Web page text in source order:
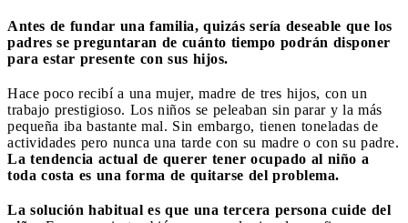
Antes de fundar una familia, quizás sería deseable que los
padres se preguntaran de cuánto tiempo podrán disponer
para estar presente con sus hijos.
Hace poco recibí a una mujer, madre de tres hijos, con un
trabajo prestigioso. Los niños se peleaban sin parar y la más
pequeña iba bastante mal. Sin embargo, tienen toneladas de
actividades pero nunca una tarde con su madre o con su padre.
La tendencia actual de querer tener ocupado al niño a
toda costa es una forma de quitarse del problema.
La solución habitual es que una tercera persona cuide del